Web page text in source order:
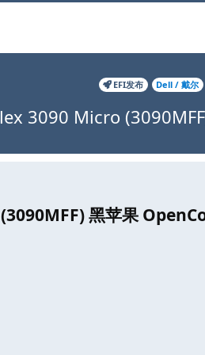
EFI发布 Dell / 戴尔
3090 Micro
黑苹果